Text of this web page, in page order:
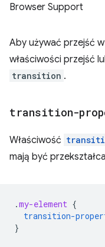
Browser Support
Aby używać przejść
właściwości przejść
transition .
transition-
Właściwość
mają być
.my-element {
transition-
}